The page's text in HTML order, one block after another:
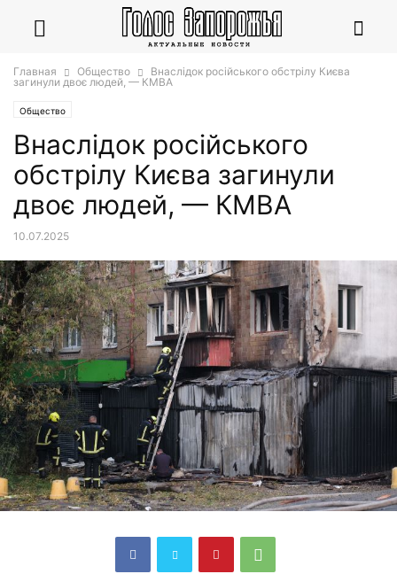
Главная Общество
Внаслідок російського обстрілу Києва
загинули двоє людей, — КМВА
Общество
Внаслідок російського
обстрілу Києва загинули
двоє людей, — КМВА
10.07.2025